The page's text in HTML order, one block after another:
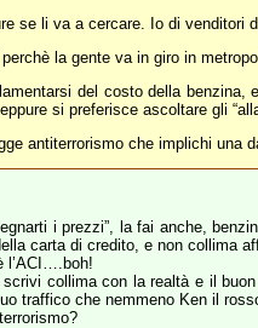
se li va a cercare. Io di
la gente va in giro in
del costo della
si preferisce ascoltare gli
antiterrorismo che implichi una
i prezzi”, la fai anche,
carta di credito, e non collima
l’ACI….boh!
collima con la realtà e il
traffico che nemmeno Ken il